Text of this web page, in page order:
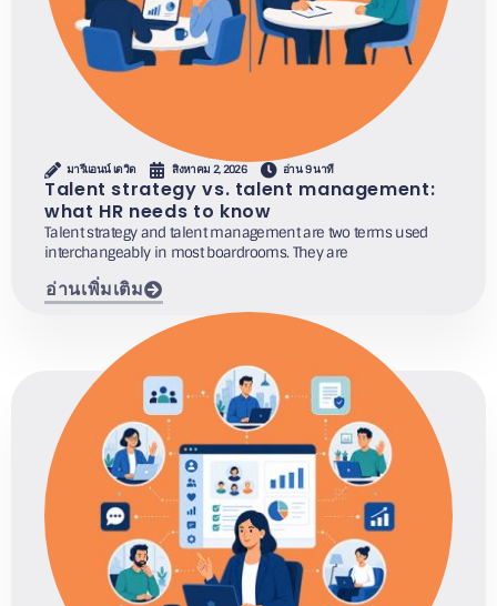
มารีแอนน์ เดวิด สิงหาคม 2, 2026 อ่าน 9 นาที
Talent strategy vs. talent management:
what HR needs to know
Talent strategy and talent management are two terms used
interchangeably in most boardrooms. They are
อ่านเพิ่มเติม